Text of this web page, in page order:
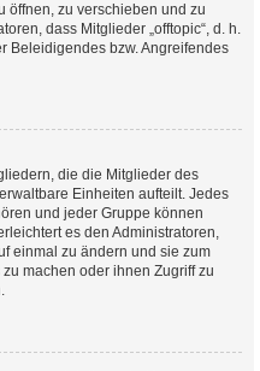
öffnen, zu verschieben und zu
dass Mitglieder „offtopic“, d. h.
Beleidigendes bzw. Angreifendes
die die Mitglieder des
Einheiten aufteilt. Jedes
und jeder Gruppe können
es den Administratoren,
einmal zu ändern und sie zum
machen oder ihnen Zugriff zu